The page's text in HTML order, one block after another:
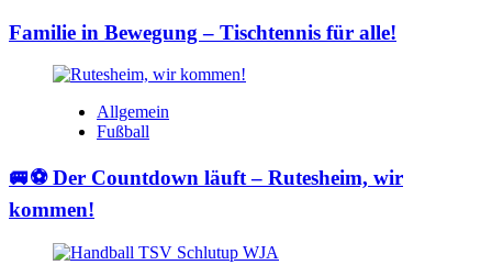
Familie in Bewegung – Tischtennis für alle!
Allgemein
Fußball
🚐⚽ Der Countdown läuft – Rutesheim, wir
kommen!